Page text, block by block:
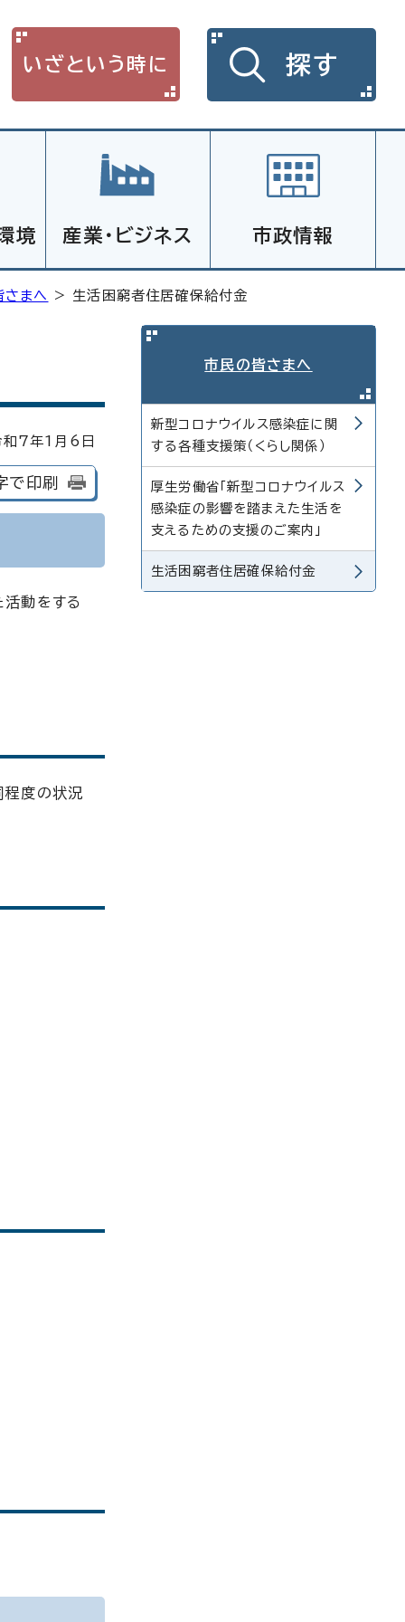
いざという時に 探す
境 産業・ビジネス 市政情報
さまへ > 生活困窮者住居確保給付金
7年1月6日
で印刷
活動をする
程度の状況
市民の皆さまへ
新型コロナウイルス感染症に関
する各種支援策（くらし関係）
厚生労働省「新型コロナウイルス
感染症の影響を踏まえた生活を
支えるための支援のご案内」
生活困窮者住居確保給付金